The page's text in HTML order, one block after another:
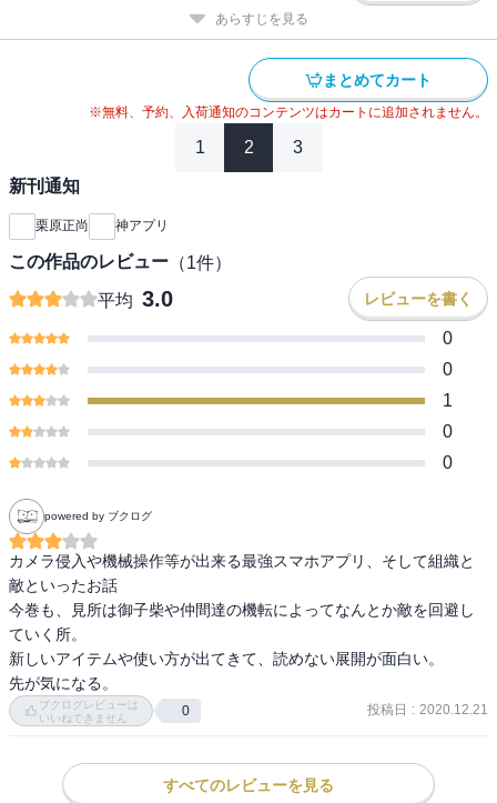
あらすじを見る
まとめてカート
※無料、予約、入荷通知のコンテンツはカートに追加されません。
1 2 3
新刊通知
栗原正尚 神アプリ
この作品のレビュー （1件）
平均 3.0 レビューを書く
0
0
1
0
0
powered by ブクログ
カメラ侵入や機械操作等が出来る最強スマホアプリ、そして組織と
敵といったお話
今巻も、見所は御子柴や仲間達の機転によってなんとか敵を回避し
ていく所。
新しいアイテムや使い方が出てきて、読めない展開が面白い。
先が気になる。
ブクログレビューは
いいねできません
0 投稿日 : 2020.12.21
すべてのレビューを見る